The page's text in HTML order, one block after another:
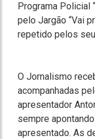
Programa Policial
pelo Jargão “Vai
repetido pelos
O Jornalismo
acompanhadas
apresentador
sempre
apresentado. As